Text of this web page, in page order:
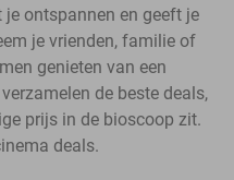
je ontspannen en geeft je
je vrienden, familie of
genieten van een
de beste deals,
prijs in de bioscoop zit.
deals.